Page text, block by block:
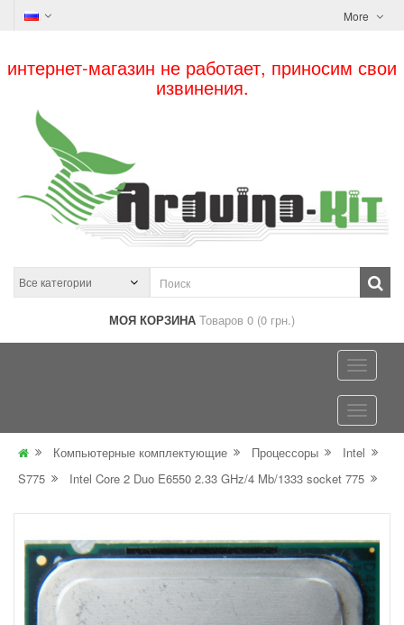
More
интернет-магазин не работает, приносим свои
извинения.
МОЯ КОРЗИНА Товаров 0 (0 грн.)
Компьютерные комплектующие Процессоры
Intel
S775
Intel Core 2 Duo E6550 2.33 GHz/4 Mb/1333 socket 775